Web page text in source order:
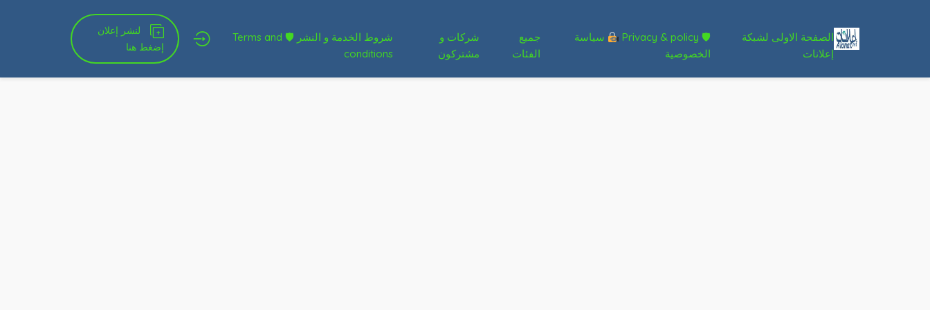
الصفحة الاولى لشبكة
إعلانات
🛡 Privacy & policy
سياسة
الخصوصية
جميع
الفئات
شركات و
مشتركون
شروط الخدمة و النشر 🛡 Terms and
conditions
لنشر إعلان
إضغط هنا